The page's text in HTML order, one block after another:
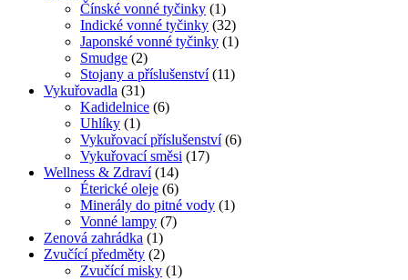
Čínské vonné tyčinky (1)
Indické vonné tyčinky (32)
Japonské vonné tyčinky (1)
Smudge (2)
Stojany a příslušenství (11)
Vykuřovadla (31)
Kadidelnice (6)
Uhlíky (1)
Vykuřovací příslušenství (6)
Vykuřovací směsi (17)
Wellness & Zdraví (14)
Éterické oleje (6)
Minerály do pitné vody (1)
Vonné lampy (7)
Zenová zahrádka (1)
Zvučící předměty (2)
Zvučící misky (1)